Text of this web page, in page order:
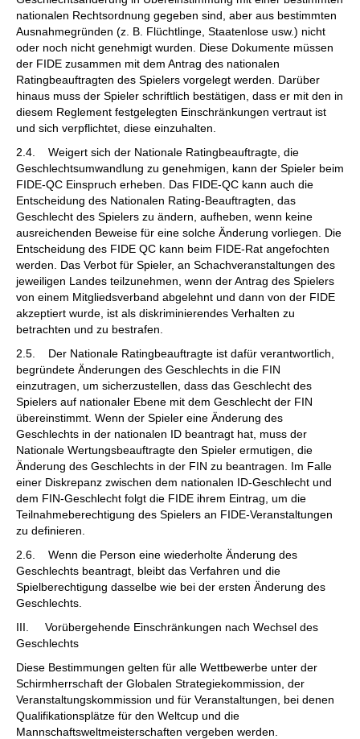
nationalen Rechtsordnung gegeben sind, aber aus bestimmten
Ausnahmegründen (z. B. Flüchtlinge, Staatenlose usw.) nicht
oder noch nicht genehmigt wurden. Diese Dokumente müssen
der FIDE zusammen mit dem Antrag des nationalen
Ratingbeauftragten des Spielers vorgelegt werden. Darüber
hinaus muss der Spieler schriftlich bestätigen, dass er mit den in
diesem Reglement festgelegten Einschränkungen vertraut ist
und sich verpflichtet, diese einzuhalten.
2.4. Weigert sich der Nationale Ratingbeauftragte, die
Geschlechtsumwandlung zu genehmigen, kann der Spieler beim
FIDE-QC Einspruch erheben. Das FIDE-QC kann auch die
Entscheidung des Nationalen Rating-Beauftragten, das
Geschlecht des Spielers zu ändern, aufheben, wenn keine
ausreichenden Beweise für eine solche Änderung vorliegen. Die
Entscheidung des FIDE QC kann beim FIDE-Rat angefochten
werden. Das Verbot für Spieler, an Schachveranstaltungen des
jeweiligen Landes teilzunehmen, wenn der Antrag des Spielers
von einem Mitgliedsverband abgelehnt und dann von der FIDE
akzeptiert wurde, ist als diskriminierendes Verhalten zu
betrachten und zu bestrafen.
2.5. Der Nationale Ratingbeauftragte ist dafür verantwortlich,
begründete Änderungen des Geschlechts in die FIN
einzutragen, um sicherzustellen, dass das Geschlecht des
Spielers auf nationaler Ebene mit dem Geschlecht der FIN
übereinstimmt. Wenn der Spieler eine Änderung des
Geschlechts in der nationalen ID beantragt hat, muss der
Nationale Wertungsbeauftragte den Spieler ermutigen, die
Änderung des Geschlechts in der FIN zu beantragen. Im Falle
einer Diskrepanz zwischen dem nationalen ID-Geschlecht und
dem FIN-Geschlecht folgt die FIDE ihrem Eintrag, um die
Teilnahmeberechtigung des Spielers an FIDE-Veranstaltungen
zu definieren.
2.6. Wenn die Person eine wiederholte Änderung des
Geschlechts beantragt, bleibt das Verfahren und die
Spielberechtigung dasselbe wie bei der ersten Änderung des
Geschlechts.
III. Vorübergehende Einschränkungen nach Wechsel des
Geschlechts
Diese Bestimmungen gelten für alle Wettbewerbe unter der
Schirmherrschaft der Globalen Strategiekommission, der
Veranstaltungskommission und für Veranstaltungen, bei denen
Qualifikationsplätze für den Weltcup und die
Mannschaftsweltmeisterschaften vergeben werden.